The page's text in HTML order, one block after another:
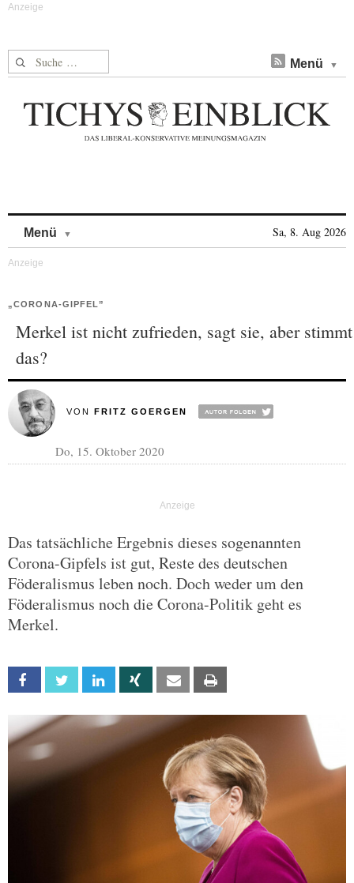
Suche nach: Menü
Menü Sa, 8. Aug 2026
„CORONA-GIPFEL”
Merkel ist nicht zufrieden, sagt sie, aber stimmt
das?
VON FRITZ GOERGEN
Do, 15. Oktober 2020
Das tatsächliche Ergebnis dieses sogenannten
Corona-Gipfels ist gut, Reste des deutschen
Föderalismus leben noch. Doch weder um den
Föderalismus noch die Corona-Politik geht es
Merkel.
Facebook Twitter Linkedin Xing Email